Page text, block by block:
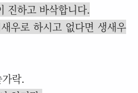
진하고 바삭합니다.
우로 하시고 없다면 생새우
락.